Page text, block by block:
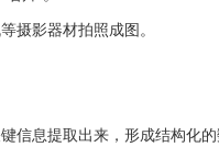
摄影器材拍照成图。
信息提取出来，形成结构化的